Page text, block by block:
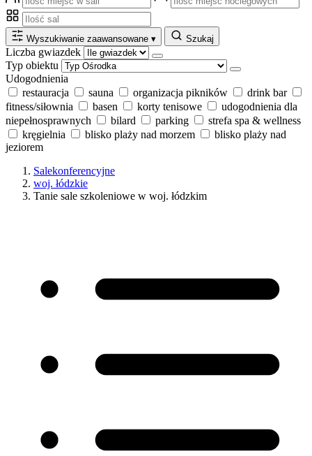
Wyszukiwanie zaawansowane ▾ Szukaj
Liczba gwiazdek
Typ obiektu
Udogodnienia
restauracja
sauna organizacja pikników
drink bar
fitness/siłownia
basen korty tenisowe
udogodnienia dla
niepełnosprawnych
bilard parking
strefa spa & wellness
kręgielnia
blisko plaży nad morzem
blisko plaży nad
jeziorem
Salekonferencyjne
woj. łódzkie
Tanie sale szkoleniowe w woj. łódzkim